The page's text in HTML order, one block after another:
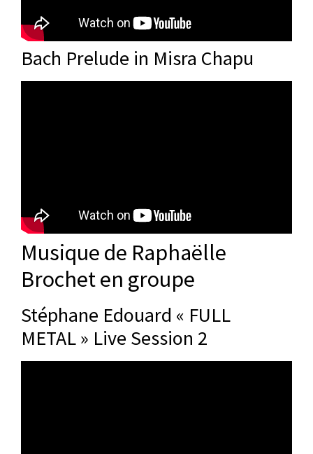
Bach Prelude in Misra Chapu
Musique de Raphaëlle
Brochet en groupe
Stéphane Edouard « FULL
METAL » Live Session 2